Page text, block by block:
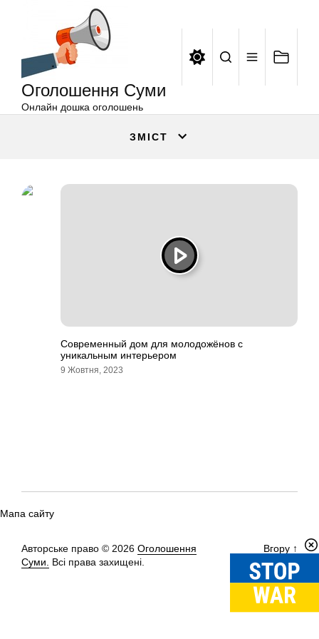
Оголошення Суми
Онлайн дошка оголошень
ЗМІСТ
Современный дом для молодожёнов с
уникальным интерьером
9 Жовтня, 2023
Мапа сайту
Авторське право © 2026 Оголошення
Суми.
Всі права захищені.
Вгору ↑